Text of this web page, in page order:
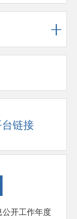
链接
公开工作年度